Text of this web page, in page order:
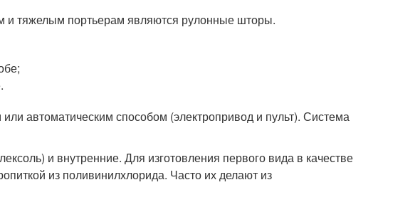
тяжелым портьерам являются рулонные шторы.
автоматическим способом (электропривод и пульт). Система
и внутренние. Для изготовления первого вида в качестве
из поливинилхлорида. Часто их делают из